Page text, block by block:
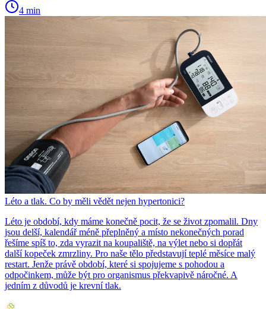
4 min
Léto a tlak. Co by měli vědět nejen hypertonici?
Léto je období, kdy máme konečně pocit, že se život zpomalil. Dny
jsou delší, kalendář méně přeplněný a místo nekonečných porad
řešíme spíš to, zda vyrazit na koupaliště, na výlet nebo si dopřát
další kopeček zmrzliny. Pro naše tělo představují teplé měsíce malý
restart. Jenže právě období, které si spojujeme s pohodou a
odpočinkem, může být pro organismus překvapivě náročné. A
jedním z důvodů je krevní tlak.